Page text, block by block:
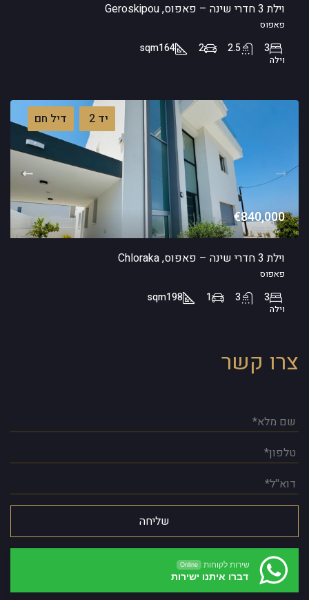
וילת 3 חדרי שינה – פאפוס, Geroskipou
פאפוס
3
2.5
2
164
sqm
וילה
יד 2 דיל חם
€840,000
וילת 3 חדרי שינה – פאפוס, Chloraka
פאפוס
3
3
1
198
sqm
וילה
צרו קשר
שירות לקוחות Online
דברו איתנו ישירות